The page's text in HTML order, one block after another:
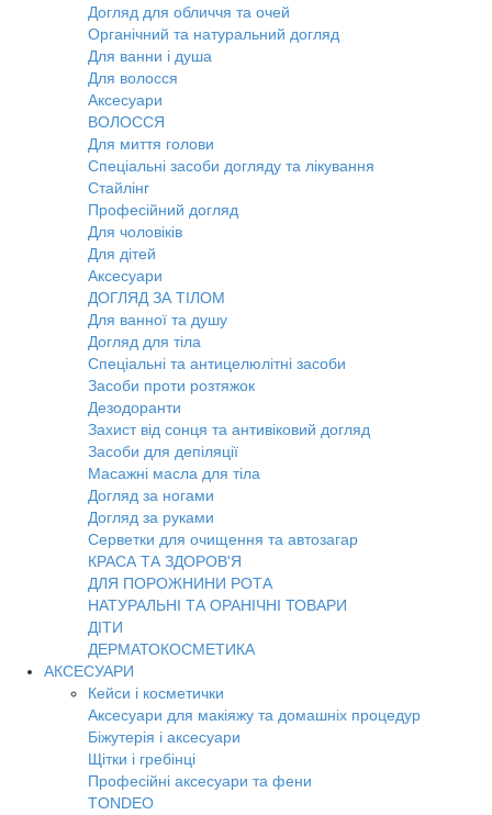
Догляд для обличчя та очей
Органічний та натуральний догляд
Для ванни і душа
Для волосся
Аксесуари
ВОЛОССЯ
Для миття голови
Спеціальні засоби догляду та лікування
Стайлінг
Професійний догляд
Для чоловіків
Для дітей
Аксесуари
ДОГЛЯД ЗА ТІЛОМ
Для ванної та душу
Догляд для тіла
Спеціальні та антицелюлітні засоби
Засоби проти розтяжок
Дезодоранти
Захист від сонця та антивіковий догляд
Засоби для депіляції
Масажні масла для тіла
Догляд за ногами
Догляд за руками
Серветки для очищення та автозагар
КРАСА ТА ЗДОРОВ'Я
ДЛЯ ПОРОЖНИНИ РОТА
НАТУРАЛЬНІ ТА ОРАНІЧНІ ТОВАРИ
ДІТИ
ДЕРМАТОКОСМЕТИКА
АКСЕСУАРИ
Кейси і косметички
Аксесуари для макіяжу та домашніх процедур
Біжутерія і аксесуари
Щітки і гребінці
Професійні аксесуари та фени
TONDEO